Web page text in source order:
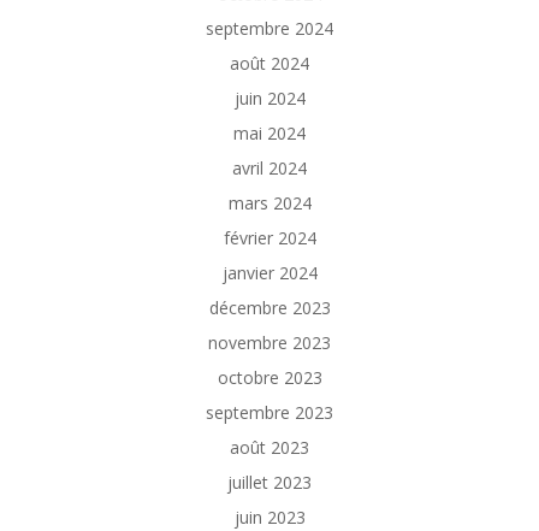
septembre 2024
août 2024
juin 2024
mai 2024
avril 2024
mars 2024
février 2024
janvier 2024
décembre 2023
novembre 2023
octobre 2023
septembre 2023
août 2023
juillet 2023
juin 2023